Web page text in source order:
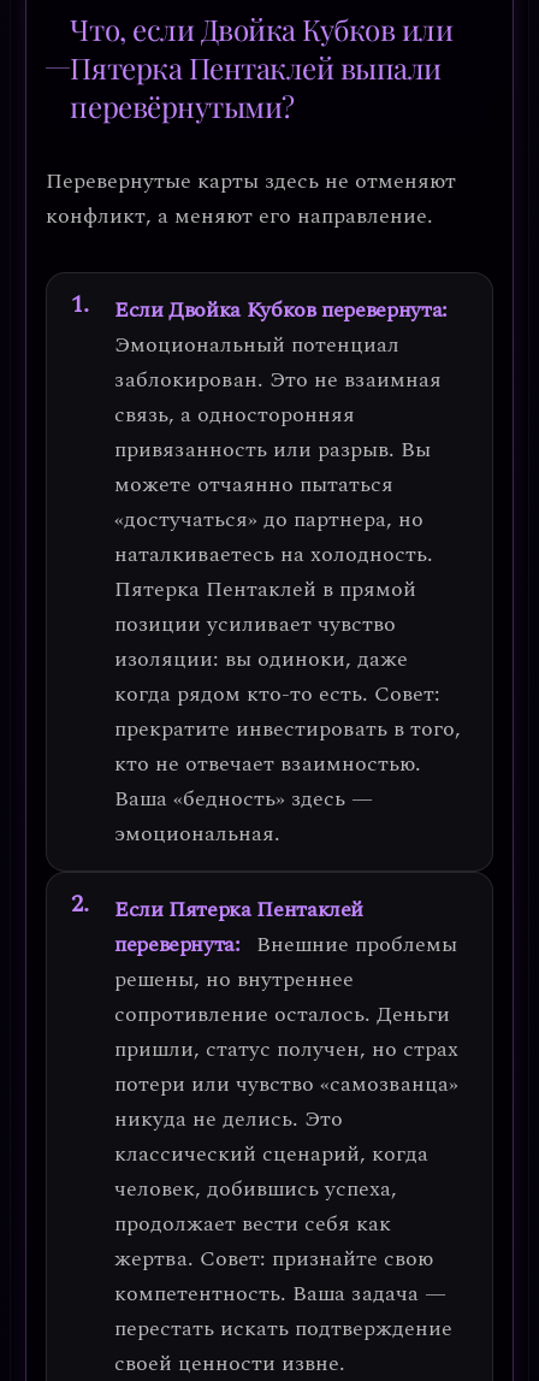
Что, если Двойка Кубков или
Пятерка Пентаклей выпали
перевёрнутыми?
Перевернутые карты здесь не отменяют
конфликт, а меняют его направление.
Если Двойка Кубков перевернута:
Эмоциональный потенциал
заблокирован. Это не взаимная
связь, а односторонняя
привязанность или разрыв. Вы
можете отчаянно пытаться
«достучаться» до партнера, но
наталкиваетесь на холодность.
Пятерка Пентаклей в прямой
позиции усиливает чувство
изоляции: вы одиноки, даже
когда рядом кто-то есть. Совет:
прекратите инвестировать в того,
кто не отвечает взаимностью.
Ваша «бедность» здесь —
эмоциональная.
Если Пятерка Пентаклей
перевернута: Внешние проблемы
решены, но внутреннее
сопротивление осталось. Деньги
пришли, статус получен, но страх
потери или чувство «самозванца»
никуда не делись. Это
классический сценарий, когда
человек, добившись успеха,
продолжает вести себя как
жертва. Совет: признайте свою
компетентность. Ваша задача —
перестать искать подтверждение
своей ценности извне.